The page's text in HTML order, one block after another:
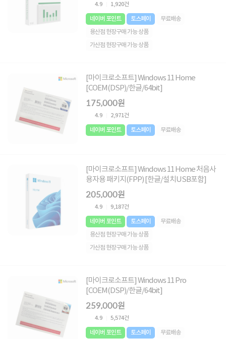
4.9 1,920건
네이버 포인트 토스페이
무료배송
용산점 현장구매 가능 상품
가산점 현장구매 가능 상품
[마이크로소프트] Windows 11 Home
[COEM(DSP)/한글/64bit]
175,000원
4.9 2,971건
네이버 포인트 토스페이 무료배송
[마이크로소프트] Windows 11 Home 처음사
용자용 패키지(FPP) [한글/설치USB포함]
205,000원
4.9 9,187건
네이버 포인트 토스페이
무료배송
용산점 현장구매 가능 상품
가산점 현장구매 가능 상품
[마이크로소프트] Windows 11 Pro
[COEM(DSP)/한글/64bit]
259,000원
4.9 5,574건
네이버 포인트 토스페이 무료배송